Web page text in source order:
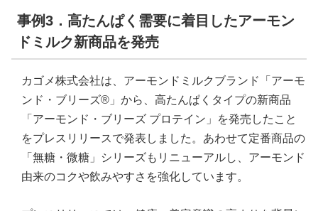
事例3．高たんぱく需要に着目したアーモン
ドミルク新商品を発売
カゴメ株式会社は、アーモンドミルクブランド「アーモ
ンド・ブリーズ®」から、高たんぱくタイプの新商品
「アーモンド・ブリーズ プロテイン」を発売したこと
をプレスリリースで発表しました。あわせて定番商品の
「無糖・微糖」シリーズもリニューアルし、アーモンド
由来のコクや飲みやすさを強化しています。